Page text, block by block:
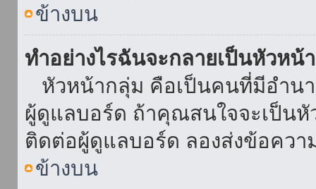
ข้างบน
ทำอย่างไรฉันจะกลายเป็นหัวหน้
หัวหน้ากลุ่ม คือเป็นคนที่มีอำนา
ผู้ดูแลบอร์ด ถ้าคุณสนใจจะเป็น
ติดต่อผู้ดูแลบอร์ด ลองส่งข้อคว
ข้างบน